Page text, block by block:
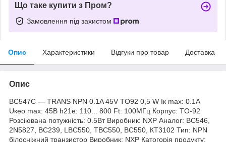
Що таке купити з Пром?
Замовлення під захистом
Опис Характеристики Відгуки про товар Доставка
Опис
BC547C — TRANS NPN 0.1A 45V TO92 0,5 W Iк max: 0.1А
Uкео max: 45В h21е: 110... 800 Ft: 100МГц Корпус: TO-92
Розсіювана потужність: 0.5Вт Виробник: NXP Аналог: BC546,
2N5827, BC239, LBC550, TBC550, BC550, КТ3102 Тип: NPN
білосніжний транзистор Виробник: NXP Катогорія продукту: